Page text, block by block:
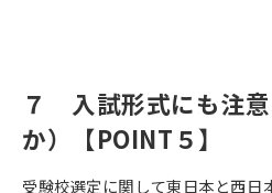
７ 入試形式にも注
か）【POINT５】
受験校選定に関して東日本と西日